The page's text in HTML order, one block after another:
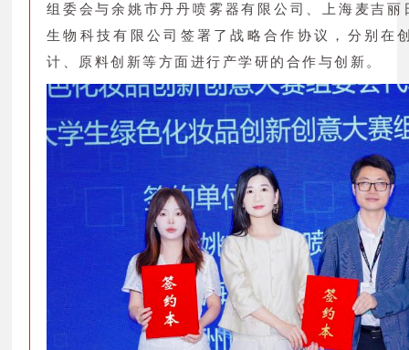
组委会与余姚市丹丹喷雾器有限公司、上海麦吉
生物科技有限公司签署了战略合作协议，分别在
计、原料创新等方面进行产学研的合作与创新。